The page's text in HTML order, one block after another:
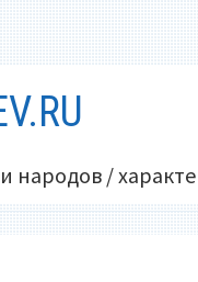
народов /